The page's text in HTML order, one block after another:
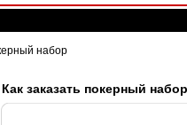
набор
Как заказать покерный набор